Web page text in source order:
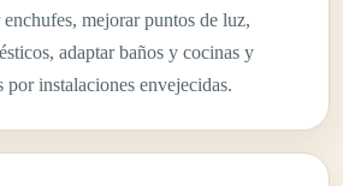
mejorar puntos de luz,
adaptar baños y cocinas y
por instalaciones envejecidas.